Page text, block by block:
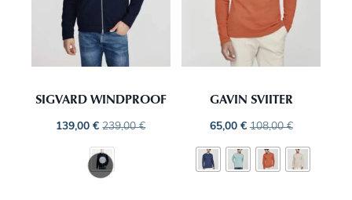
SIGVARD WINDPROOF
139,00€ 239,00€
GAVIN SVIITER
65,00 € 108,00€